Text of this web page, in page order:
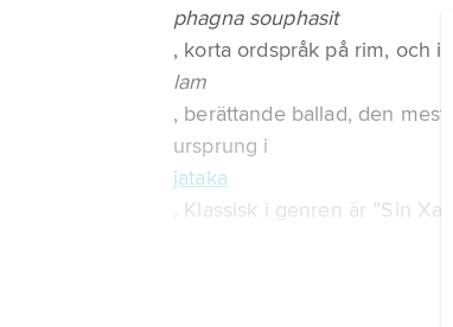
phagna souphasit
, korta ordspråk på rim, och i
lam
, berättande ballad, den
ursprung i
jataka
. Klassisk i genren är ”Sin